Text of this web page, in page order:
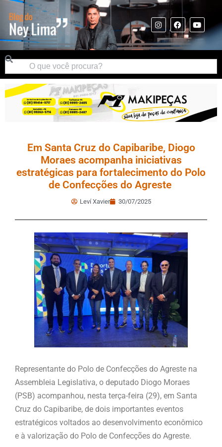
Em Santa Cruz do Capibaribe, Diogo
Moraes acompanha iniciativas
estratégicas para fortalecimento do Polo
de Confecções do Agreste
Leví Xavier 30/07/2025
Representante do Polo de Confecções do Agreste na
Assembleia Legislativa, o deputado Diogo Moraes
(PSB) acompanhou, nesta terça-feira (29), em Santa
Cruz do Capibaribe, de dois importantes eventos
estratégicos voltados ao desenvolvimento econômico
e à valorização do Polo de Confecções do Agreste.